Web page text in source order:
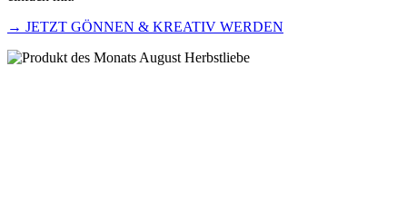
→ JETZT GÖNNEN & KREATIV WERDEN